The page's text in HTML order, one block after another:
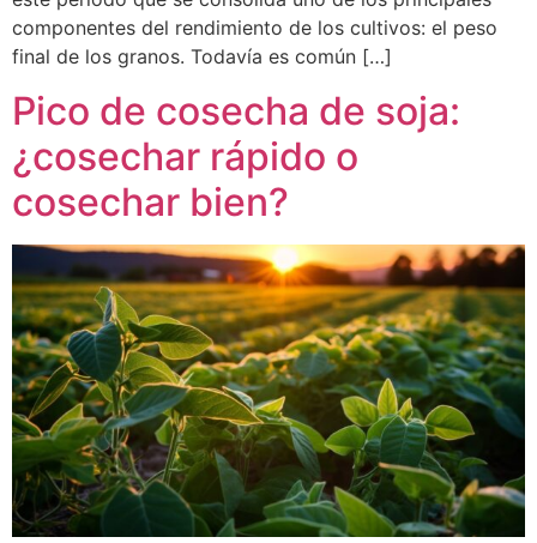
componentes del rendimiento de los cultivos: el peso
final de los granos. Todavía es común […]
Pico de cosecha de soja:
¿cosechar rápido o
cosechar bien?